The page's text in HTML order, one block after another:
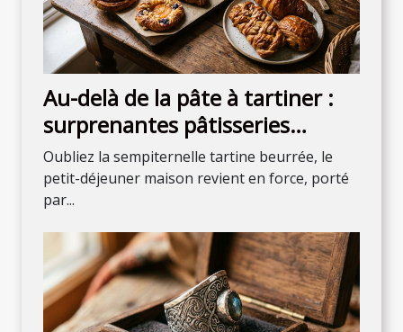
Au-delà de la pâte à tartiner :
surprenantes pâtisseries
maison pour débuter la journée
Oubliez la sempiternelle tartine beurrée, le
petit-déjeuner maison revient en force, porté
par...